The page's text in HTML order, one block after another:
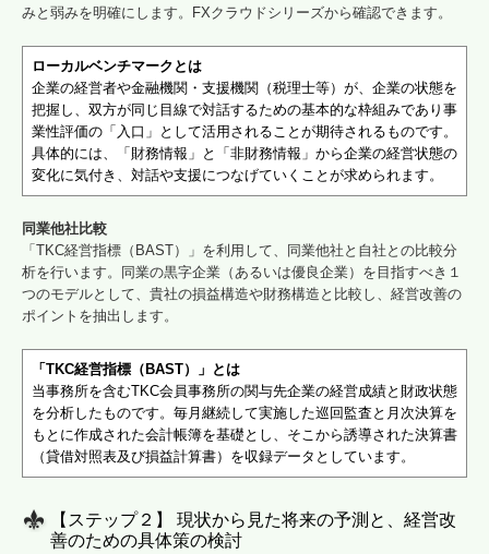
みと弱みを明確にします。FXクラウドシリーズから確認できます。
ローカルベンチマークとは
企業の経営者や金融機関・支援機関（税理士等）が、企業の状態を
把握し、双方が同じ目線で対話するための基本的な枠組みであり事
業性評価の「入口」として活用されることが期待されるものです。
具体的には、「財務情報」と「非財務情報」から企業の経営状態の
変化に気付き、対話や支援につなげていくことが求められます。
同業他社比較
「TKC経営指標（BAST）」を利用して、同業他社と自社との比較分
析を行います。同業の黒字企業（あるいは優良企業）を目指すべき１
つのモデルとして、貴社の損益構造や財務構造と比較し、経営改善の
ポイントを抽出します。
「TKC経営指標（BAST）」とは
当事務所を含むTKC会員事務所の関与先企業の経営成績と財政状態
を分析したものです。毎月継続して実施した巡回監査と月次決算を
もとに作成された会計帳簿を基礎とし、そこから誘導された決算書
（貸借対照表及び損益計算書）を収録データとしています。
【ステップ２】 現状から見た将来の予測と、経営改
善のための具体策の検討